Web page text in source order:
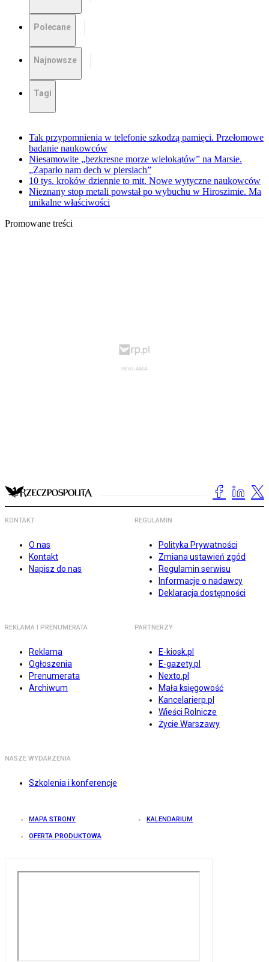
Polecane
Najnowsze
Tagi
Tak przypomnienia w telefonie szkodzą pamięci. Przełomowe
badanie naukowców
Niesamowite „bezkresne morze wielokątów” na Marsie.
„Zaparło nam dech w piersiach”
10 tys. kroków dziennie to mit. Nowe wytyczne naukowców
Nieznany stop metali powstał po wybuchu w Hiroszimie. Ma
unikalne właściwości
Promowane treści
KONTAKT
O nas
Kontakt
Napisz do nas
REGULAMIN
Polityka Prywatności
Zmiana ustawień zgód
Regulamin serwisu
Informacje o nadawcy
Deklaracja dostępności
REKLAMA I PRENUMERATA
Reklama
Ogłoszenia
Prenumerata
Archiwum
PARTNERZY
E-kiosk.pl
E-gazety.pl
Nexto.pl
Mała księgowość
Kancelarierp.pl
Wieści Rolnicze
Życie Warszawy
NASZE WYDARZENIA
Szkolenia i konferencje
MAPA STRONY KALENDARIUM
OFERTA PRODUKTOWA